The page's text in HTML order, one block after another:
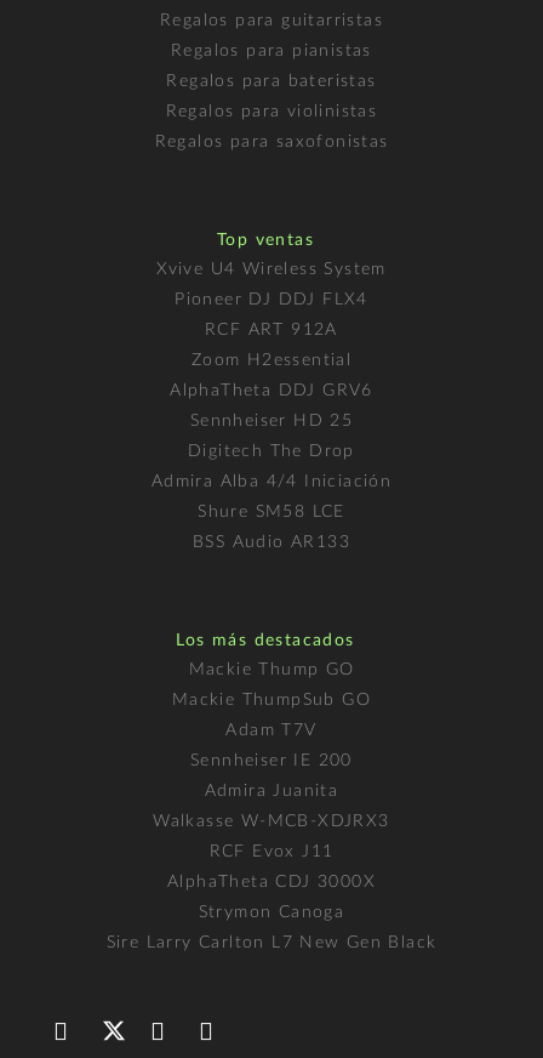
Regalos para guitarristas
Regalos para pianistas
Regalos para bateristas
Regalos para violinistas
Regalos para saxofonistas
Top ventas
Xvive U4 Wireless System
Pioneer DJ DDJ FLX4
RCF ART 912A
Zoom H2essential
AlphaTheta DDJ GRV6
Sennheiser HD 25
Digitech The Drop
Admira Alba 4/4 Iniciación
Shure SM58 LCE
BSS Audio AR133
Los más destacados
Mackie Thump GO
Mackie ThumpSub GO
Adam T7V
Sennheiser IE 200
Admira Juanita
Walkasse W-MCB-XDJRX3
RCF Evox J11
AlphaTheta CDJ 3000X
Strymon Canoga
Sire Larry Carlton L7 New Gen Black